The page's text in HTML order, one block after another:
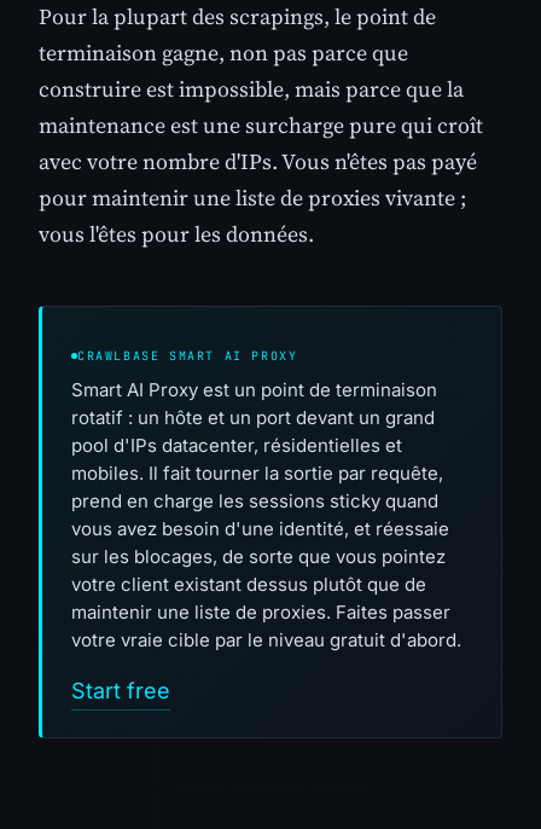
Pour la plupart des scrapings, le point de
terminaison gagne, non pas parce que
construire est impossible, mais parce que la
maintenance est une surcharge pure qui croît
avec votre nombre d'IPs. Vous n'êtes pas payé
pour maintenir une liste de proxies vivante ;
vous l'êtes pour les données.
CRAWLBASE SMART AI PROXY
Smart AI Proxy est un point de terminaison
rotatif : un hôte et un port devant un grand
pool d'IPs datacenter, résidentielles et
mobiles. Il fait tourner la sortie par requête,
prend en charge les sessions sticky quand
vous avez besoin d'une identité, et réessaie
sur les blocages, de sorte que vous pointez
votre client existant dessus plutôt que de
maintenir une liste de proxies. Faites passer
votre vraie cible par le niveau gratuit d'abord.
Start free